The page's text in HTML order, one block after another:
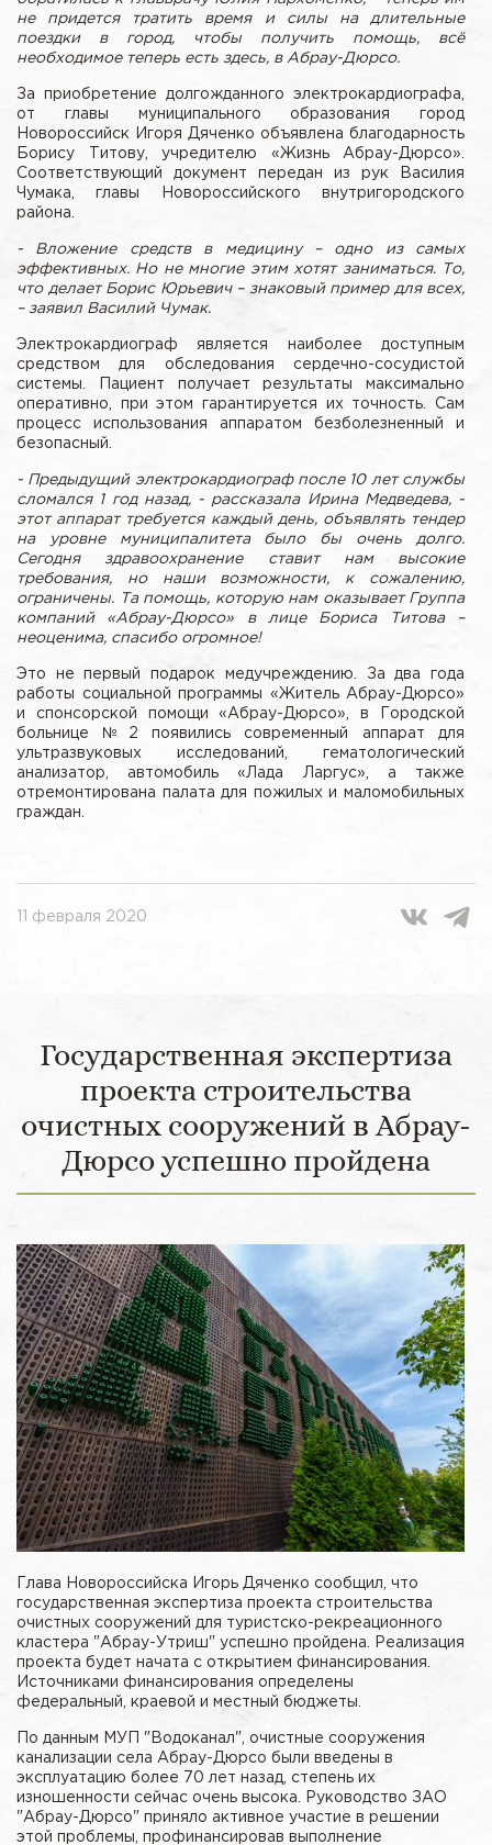
не придется тратить время и силы на длительные
поездки в город, чтобы получить помощь, всё
необходимое теперь есть здесь, в Абрау-Дюрсо.
За приобретение долгожданного электрокардиографа,
от главы муниципального образования город
Новороссийск Игоря Дяченко объявлена благодарность
Борису Титову, учредителю «Жизнь Абрау-Дюрсо».
Соответствующий документ передан из рук Василия
Чумака, главы Новороссийского внутригородского
района.
- Вложение средств в медицину – одно из самых
эффективных. Но не многие этим хотят заниматься. То,
что делает Борис Юрьевич – знаковый пример для всех,
– заявил Василий Чумак.
Электрокардиограф является наиболее доступным
средством для обследования сердечно-сосудистой
системы. Пациент получает результаты максимально
оперативно, при этом гарантируется их точность. Сам
процесс использования аппаратом безболезненный и
безопасный.
- Предыдущий электрокардиограф после 10 лет службы
сломался 1 год назад, - рассказала Ирина Медведева, -
этот аппарат требуется каждый день, объявлять тендер
на уровне муниципалитета было бы очень долго.
Сегодня здравоохранение ставит нам высокие
требования, но наши возможности, к сожалению,
ограничены. Та помощь, которую нам оказывает Группа
компаний «Абрау-Дюрсо» в лице Бориса Титова –
неоценима, спасибо огромное!
Это не первый подарок медучреждению. За два года
работы социальной программы «Житель Абрау-Дюрсо»
и спонсорской помощи «Абрау-Дюрсо», в Городской
больнице №2 появились современный аппарат для
ультразвуковых исследований, гематологический
анализатор, автомобиль «Лада Ларгус», а также
отремонтирована палата для пожилых и маломобильных
граждан.
11 февраля 2020
Государственная экспертиза
проекта строительства
очистных сооружений в Абрау-
Дюрсо успешно пройдена
Глава Новороссийска Игорь Дяченко сообщил, что
государственная экспертиза проекта строительства
очистных сооружений для туристско-рекреационного
кластера "Абрау-Утриш" успешно пройдена. Реализация
проекта будет начата с открытием финансирования.
Источниками финансирования определены
федеральный, краевой и местный бюджеты.
По данным МУП "Водоканал", очистные сооружения
канализации села Абрау-Дюрсо были введены в
эксплуатацию более 70 лет назад, степень их
изношенности сейчас очень высока. Руководство ЗАО
"Абрау-Дюрсо" приняло активное участие в решении
этой проблемы, профинансировав выполнение